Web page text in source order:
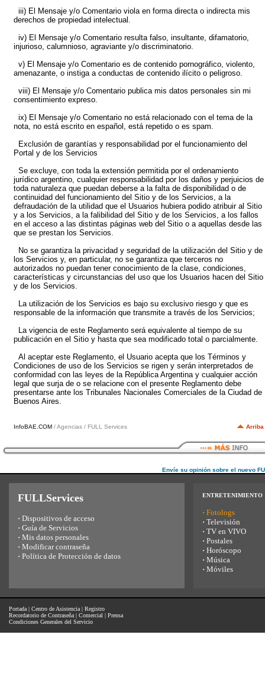
iii) El Mensaje y/o Comentario viola en forma directa o indirecta mis
derechos de propiedad intelectual.
iv) El Mensaje y/o Comentario resulta falso, insultante, difamatorio,
injurioso, calumnioso, agraviante y/o discriminatorio.
v) El Mensaje y/o Comentario es de contenido pornográfico, violento,
amenazante, o instiga a conductas de contenido ilícito o peligroso.
viii) El Mensaje y/o Comentario publica mis datos personales sin mi
consentimiento expreso.
ix) El Mensaje y/o Comentario no está relacionado con el tema de la
nota, no está escrito en español, está repetido o es spam.
Exclusión de garantías y responsabilidad por el funcionamiento del
Portal y de los Servicios
Se excluye, con toda la extensión permitida por el ordenamiento
jurídico argentino, cualquier responsabilidad por los daños y perjuicios de
toda naturaleza que puedan deberse a la falta de disponibilidad o de
continuidad del funcionamiento del Sitio y de los Servicios, a la
defraudación de la utilidad que el Usuarios hubiera podido atribuir al Sitio
y a los Servicios, a la falibilidad del Sitio y de los Servicios, a los fallos
en el acceso a las distintas páginas web del Sitio o a aquellas desde las
que se prestan los Servicios.
No se garantiza la privacidad y seguridad de la utilización del Sitio y de
los Servicios y, en particular, no se garantiza que terceros no
autorizados no puedan tener conocimiento de la clase, condiciones,
características y circunstancias del uso que los Usuarios hacen del Sitio
y de los Servicios.
La utilización de los Servicios es bajo su exclusivo riesgo y que es
responsable de la información que transmite a través de los Servicios;
La vigencia de este Reglamento será equivalente al tiempo de su
publicación en el Sitio y hasta que sea modificado total o parcialmente.
Al aceptar este Reglamento, el Usuario acepta que los Términos y
Condiciones de uso de los Servicios se rigen y serán interpretados de
conformidad con las leyes de la República Argentina y cualquier acción
legal que surja de o se relacione con el presente Reglamento debe
presentarse ante los Tribunales Nacionales Comerciales de la Ciudad de
Buenos Aires.
InfoBAE.COM / Agencias / FULL Services Arriba
Envíe su opinión sobre el nuevo
FULLServices
· Dispositivos de acceso
· Guía de Servicios
· Mis datos personales
· Modificar contraseña
· Política de Protección de datos
ENTRETENIMIENTO
· Fotologs
· Televisión
· TV en VIVO
· Postales
· Horóscopo
· Música
· Móviles
Portada | Centro de Asistencia | Registro
Recordatorio de Contraseña | Comercial | Prensa
Condiciones Generales del Servicio